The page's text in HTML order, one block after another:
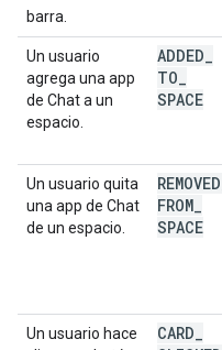
barra.
Un usuario
agrega una app
de Chat a un
espacio.
ADDED
TO
SPACE
Un usuario quita
una app de Chat
de un espacio.
REMOVED
FROM
SPACE
Un usuario hace
CARD